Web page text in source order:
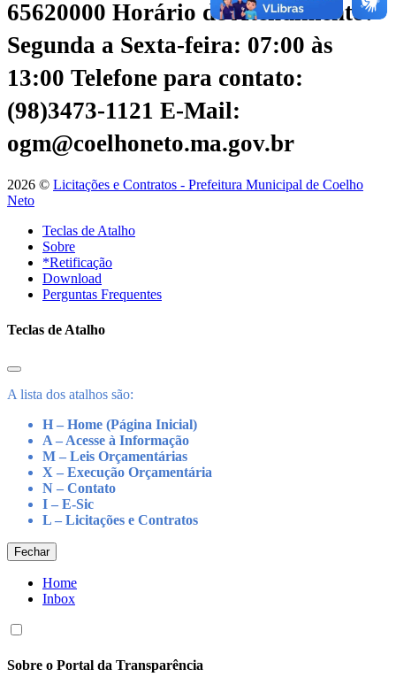
65620000 Horário de Atendimento:
Segunda a Sexta-feira: 07:00 às
13:00 Telefone para contato:
(98)3473-1121 E-Mail:
ogm@coelhoneto.ma.gov.br
2026 © Licitações e Contratos - Prefeitura Municipal de Coelho
Neto
Teclas de Atalho
Sobre
*Retificação
Download
Perguntas Frequentes
Teclas de Atalho
A lista dos atalhos são:
H – Home (Página Inicial)
A – Acesse à Informação
M – Leis Orçamentárias
X – Execução Orçamentária
N – Contato
I – E-Sic
L – Licitações e Contratos
Fechar
Home
Inbox
Sobre o Portal da Transparência